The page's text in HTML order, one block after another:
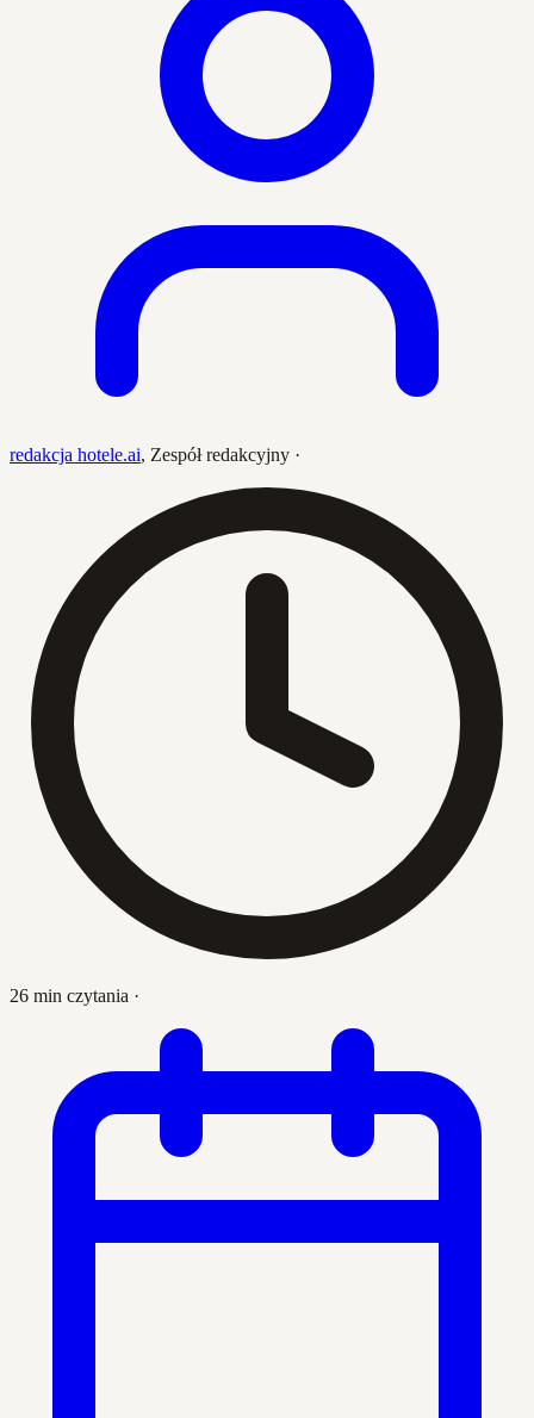
redakcja hotele.ai, Zespół redakcyjny ·
26 min czytania ·